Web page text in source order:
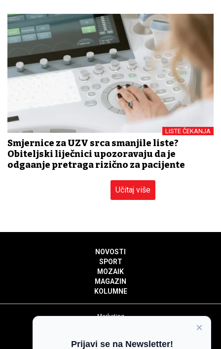
LISTE ČEKANJA
Smjernice za UZV srca smanjile liste?
Obiteljski liječnici upozoravaju da je
odgađanje pretraga rizično za pacijente
Učitaj više
NOVOSTI
SPORT
MOZAIK
MAGAZIN
KOLUMNE
Marketing
Impressum
×
Prijavi se na Newsletter!